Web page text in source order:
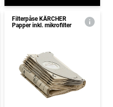
Filterpåse KÄRCHER
Papper inkl. mikrofilter